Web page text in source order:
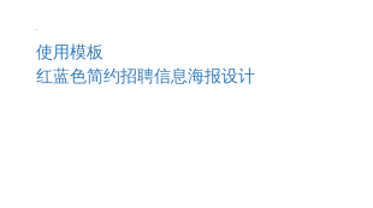
使用模板
红蓝色简约招聘信息海报设计